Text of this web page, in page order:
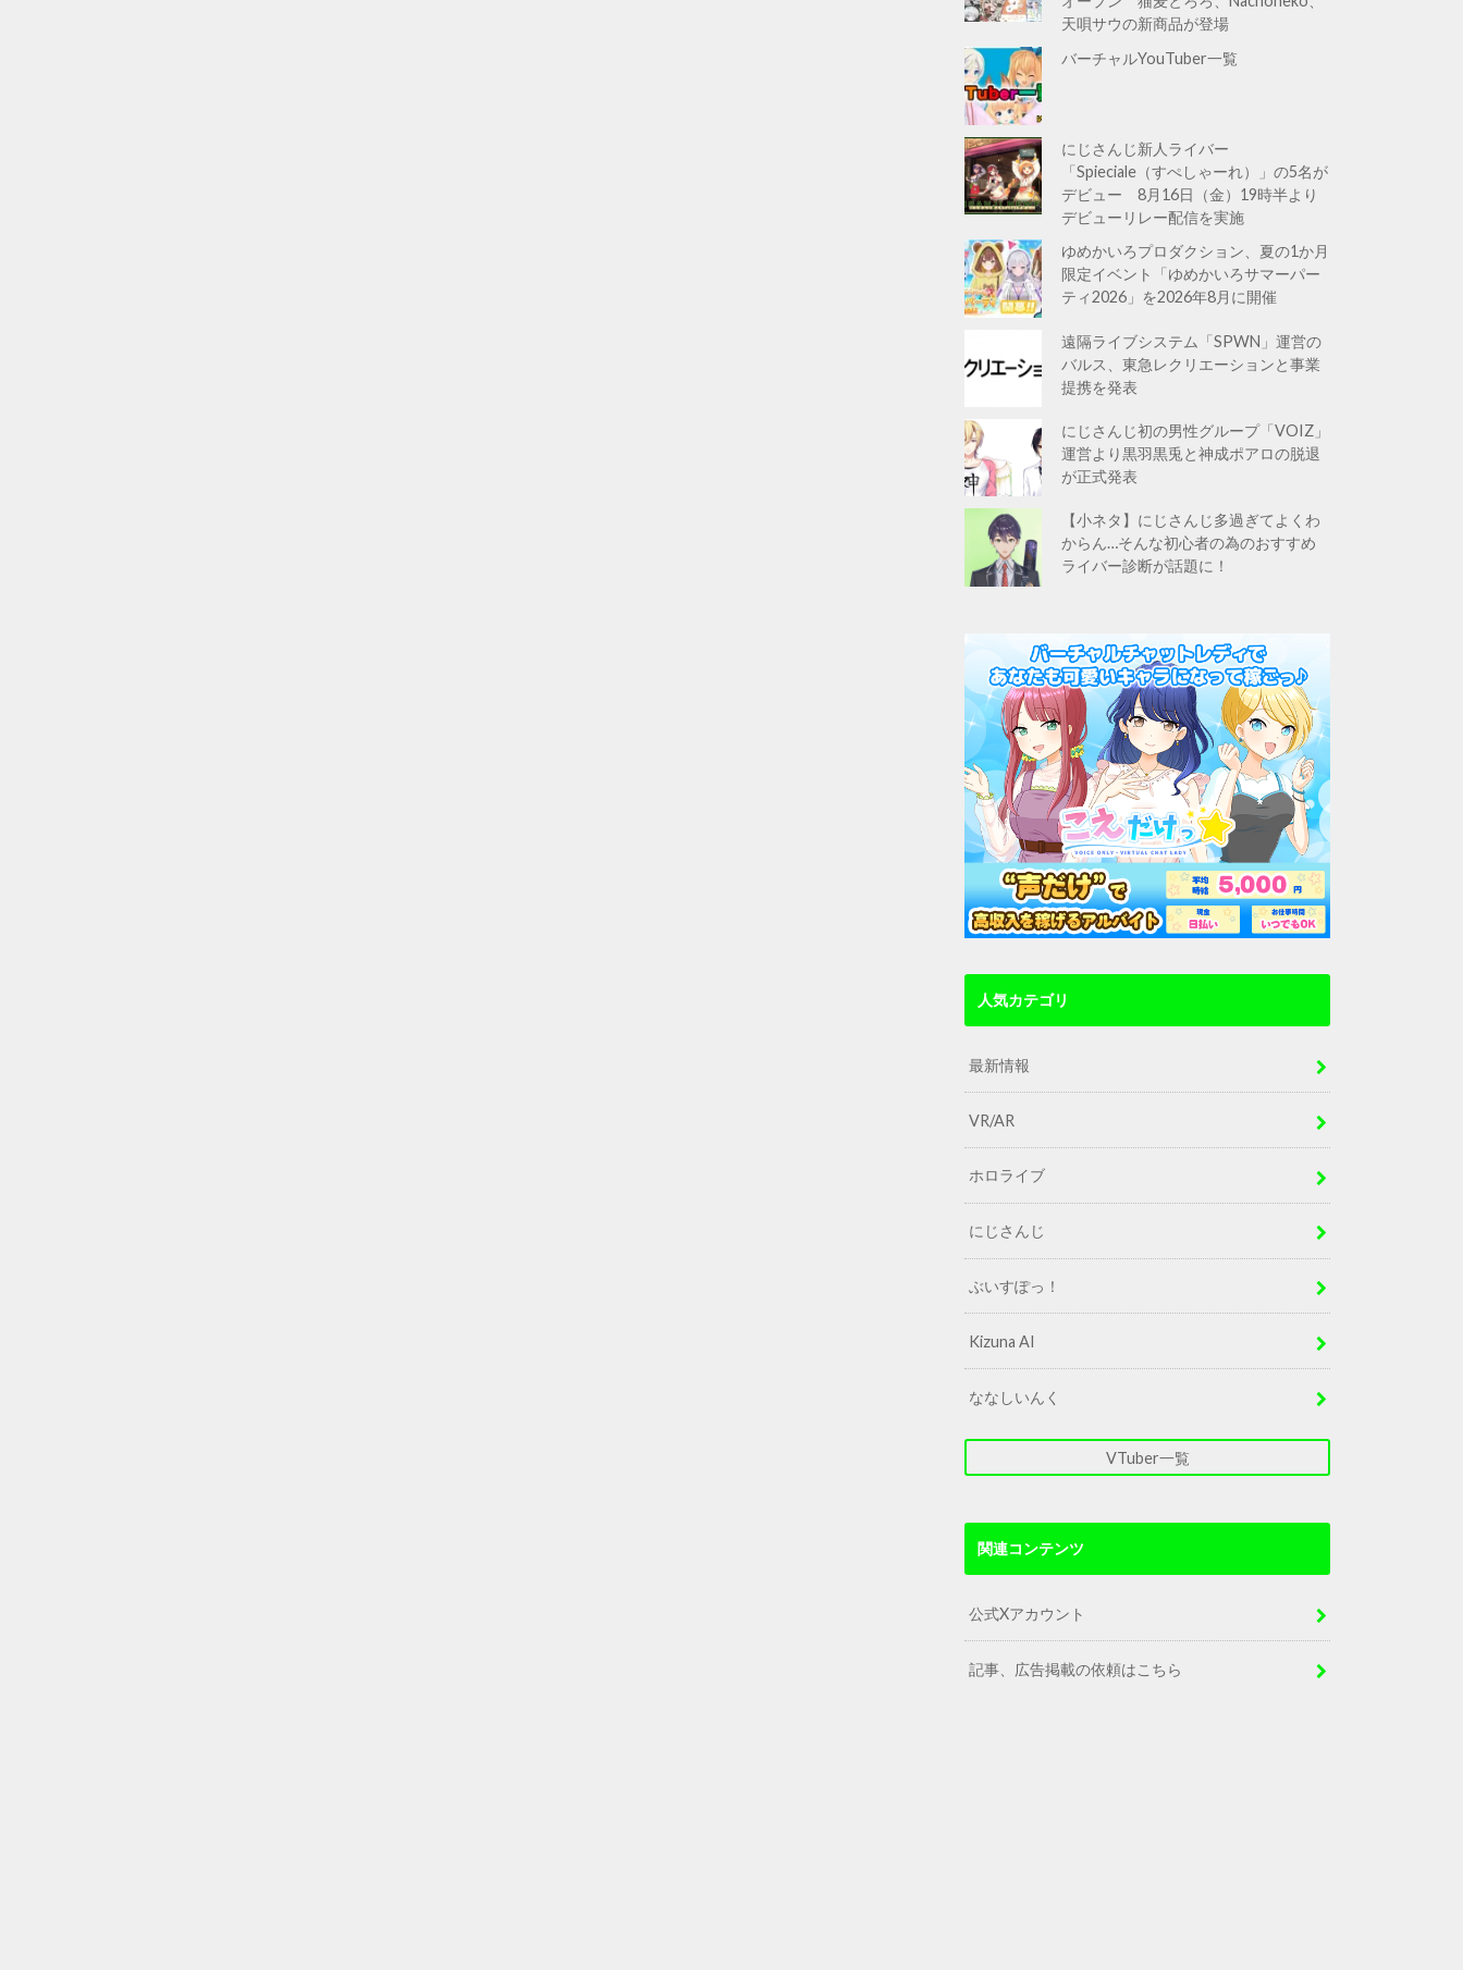
天唄サウの新商品が登場
バーチャルYouTuber一覧
にじさんじ新人ライバー
「Spieciale（すぺしゃーれ）」の5名が
デビュー 8月16日（金）19時半より
デビューリレー配信を実施
ゆめかいろプロダクション、夏の1か月
限定イベント「ゆめかいろサマーパー
ティ2026」を2026年8月に開催
遠隔ライブシステム「SPWN」運営の
バルス、東急レクリエーションと事業
提携を発表
にじさんじ初の男性グループ「VOIZ」
運営より黒羽黒兎と神成ポアロの脱退
が正式発表
【小ネタ】にじさんじ多過ぎてよくわ
からん…そんな初心者の為のおすすめ
ライバー診断が話題に！
人気カテゴリ
最新情報
VR/AR
ホロライブ
にじさんじ
ぶいすぽっ！
Kizuna AI
ななしいんく
VTuber一覧
関連コンテンツ
公式Xアカウント
記事、広告掲載の依頼はこちら